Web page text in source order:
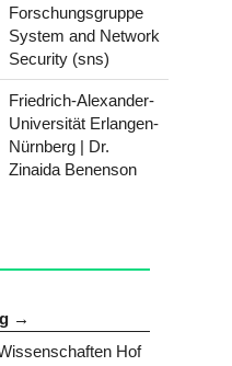
Forschungsgruppe
System and Network
Security (sns)
Friedrich-Alexander-
Universität Erlangen-
Nürnberg | Dr.
Zinaida Benenson
Hof